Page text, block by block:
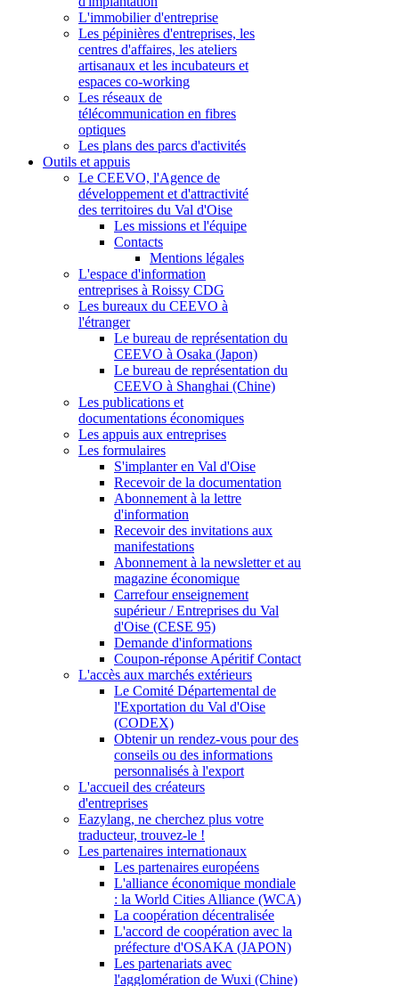
L'immobilier d'entreprise
Les pépinières d'entreprises, les
centres d'affaires, les ateliers
artisanaux et les incubateurs et
espaces co-working
Les réseaux de
télécommunication en fibres
optiques
Les plans des parcs d'activités
Outils et appuis
Le CEEVO, l'Agence de
développement et d'attractivité
des territoires du Val d'Oise
Les missions et l'équipe
Contacts
Mentions légales
L'espace d'information
entreprises à Roissy CDG
Les bureaux du CEEVO à
l'étranger
Le bureau de représentation du
CEEVO à Osaka (Japon)
Le bureau de représentation du
CEEVO à Shanghai (Chine)
Les publications et
documentations économiques
Les appuis aux entreprises
Les formulaires
S'implanter en Val d'Oise
Recevoir de la documentation
Abonnement à la lettre
d'information
Recevoir des invitations aux
manifestations
Abonnement à la newsletter et au
magazine économique
Carrefour enseignement
supérieur / Entreprises du Val
d'Oise (CESE 95)
Demande d'informations
Coupon-réponse Apéritif Contact
L'accès aux marchés extérieurs
Le Comité Départemental de
l'Exportation du Val d'Oise
(CODEX)
Obtenir un rendez-vous pour des
conseils ou des informations
personnalisés à l'export
L'accueil des créateurs
d'entreprises
Eazylang, ne cherchez plus votre
traducteur, trouvez-le !
Les partenaires internationaux
Les partenaires européens
L'alliance économique mondiale
: la World Cities Alliance (WCA)
La coopération décentralisée
L'accord de coopération avec la
préfecture d'OSAKA (JAPON)
Les partenariats avec
l'agglomération de Wuxi (Chine)